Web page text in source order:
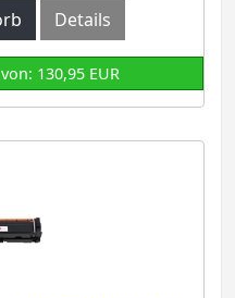
Details
130,95 EUR